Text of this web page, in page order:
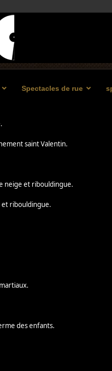
Spectacles de rue
saint Valentin.
neige et ribouldingue.
et ribouldingue.
des enfants.